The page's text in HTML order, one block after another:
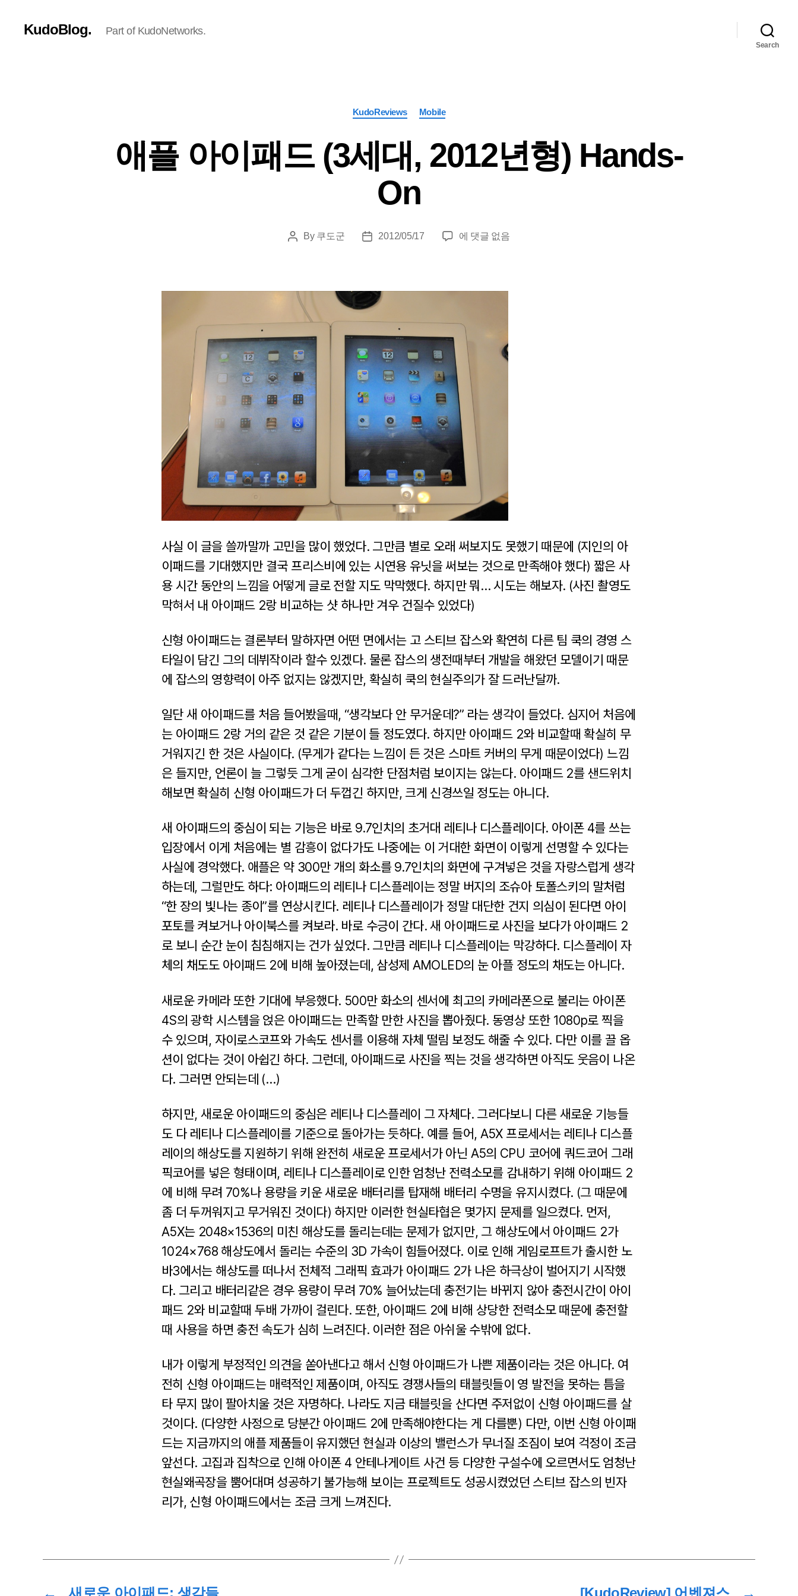
KudoBlog. Part of KudoNetworks.
Search
Categories
KudoReviews Mobile
애플 아이패드 (3세대, 2012년형) Hands-
On
PostBy 쿠도군
Post2012/05/17
애
패
(3
세
대,
2012
형)
Hands-
On
에 댓글 없음
사실 이 글을 쓸까말까 고민을 많이 했었다. 그만큼 별로 오래 써보지도 못했기 때문에 (지인의 아
이패드를 기대했지만 결국 프리스비에 있는 시연용 유닛을 써보는 것으로 만족해야 했다) 짧은 사
용 시간 동안의 느낌을 어떻게 글로 전할 지도 막막했다. 하지만 뭐… 시도는 해보자. (사진 촬영도
막혀서 내 아이패드 2랑 비교하는 샷 하나만 겨우 건질수 있었다)
신형 아이패드는 결론부터 말하자면 어떤 면에서는 고 스티브 잡스와 확연히 다른 팀 쿡의 경영 스
타일이 담긴 그의 데뷔작이라 할수 있겠다. 물론 잡스의 생전때부터 개발을 해왔던 모델이기 때문
에 잡스의 영향력이 아주 없지는 않겠지만, 확실히 쿡의 현실주의가 잘 드러난달까.
일단 새 아이패드를 처음 들어봤을때, “생각보다 안 무거운데?” 라는 생각이 들었다. 심지어 처음에
는 아이패드 2랑 거의 같은 것 같은 기분이 들 정도였다. 하지만 아이패드 2와 비교할때 확실히 무
거워지긴 한 것은 사실이다. (무게가 같다는 느낌이 든 것은 스마트 커버의 무게 때문이었다) 느낌
은 들지만, 언론이 늘 그렇듯 그게 굳이 심각한 단점처럼 보이지는 않는다. 아이패드 2를 샌드위치
해보면 확실히 신형 아이패드가 더 두껍긴 하지만, 크게 신경쓰일 정도는 아니다.
새 아이패드의 중심이 되는 기능은 바로 9.7인치의 초거대 레티나 디스플레이다. 아이폰 4를 쓰는
입장에서 이게 처음에는 별 감흥이 없다가도 나중에는 이 거대한 화면이 이렇게 선명할 수 있다는
사실에 경악했다. 애플은 약 300만 개의 화소를 9.7인치의 화면에 구겨넣은 것을 자랑스럽게 생각
하는데, 그럴만도 하다: 아이패드의 레티나 디스플레이는 정말 버지의 조슈아 토폴스키의 말처럼
“한 장의 빛나는 종이”를 연상시킨다. 레티나 디스플레이가 정말 대단한 건지 의심이 된다면 아이
포토를 켜보거나 아이북스를 켜보라. 바로 수긍이 간다. 새 아이패드로 사진을 보다가 아이패드 2
로 보니 순간 눈이 침침해지는 건가 싶었다. 그만큼 레티나 디스플레이는 막강하다. 디스플레이 자
체의 채도도 아이패드 2에 비해 높아졌는데, 삼성제 AMOLED의 눈 아플 정도의 채도는 아니다.
새로운 카메라 또한 기대에 부응했다. 500만 화소의 센서에 최고의 카메라폰으로 불리는 아이폰
4S의 광학 시스템을 얹은 아이패드는 만족할 만한 사진을 뽑아줬다. 동영상 또한 1080p로 찍을
수 있으며, 자이로스코프와 가속도 센서를 이용해 자체 떨림 보정도 해줄 수 있다. 다만 이를 끌 옵
션이 없다는 것이 아쉽긴 하다. 그런데, 아이패드로 사진을 찍는 것을 생각하면 아직도 웃음이 나온
다. 그러면 안되는데 (…)
하지만, 새로운 아이패드의 중심은 레티나 디스플레이 그 자체다. 그러다보니 다른 새로운 기능들
도 다 레티나 디스플레이를 기준으로 돌아가는 듯하다. 예를 들어, A5X 프로세서는 레티나 디스플
레이의 해상도를 지원하기 위해 완전히 새로운 프로세서가 아닌 A5의 CPU 코어에 쿼드코어 그래
픽코어를 넣은 형태이며, 레티나 디스플레이로 인한 엄청난 전력소모를 감내하기 위해 아이패드 2
에 비해 무려 70%나 용량을 키운 새로운 배터리를 탑재해 배터리 수명을 유지시켰다. (그 때문에
좀 더 두꺼워지고 무거워진 것이다) 하지만 이러한 현실타협은 몇가지 문제를 일으켰다. 먼저,
A5X는 2048×1536의 미친 해상도를 돌리는데는 문제가 없지만, 그 해상도에서 아이패드 2가
1024×768 해상도에서 돌리는 수준의 3D 가속이 힘들어졌다. 이로 인해 게임로프트가 출시한 노
바3에서는 해상도를 떠나서 전체적 그래픽 효과가 아이패드 2가 나은 하극상이 벌어지기 시작했
다. 그리고 배터리같은 경우 용량이 무려 70% 늘어났는데 충전기는 바뀌지 않아 충전시간이 아이
패드 2와 비교할때 두배 가까이 걸린다. 또한, 아이패드 2에 비해 상당한 전력소모 때문에 충전할
때 사용을 하면 충전 속도가 심히 느려진다. 이러한 점은 아쉬울 수밖에 없다.
내가 이렇게 부정적인 의견을 쏟아낸다고 해서 신형 아이패드가 나쁜 제품이라는 것은 아니다. 여
전히 신형 아이패드는 매력적인 제품이며, 아직도 경쟁사들의 태블릿들이 영 발전을 못하는 틈을
타 무지 많이 팔아치울 것은 자명하다. 나라도 지금 태블릿을 산다면 주저없이 신형 아이패드를 살
것이다. (다양한 사정으로 당분간 아이패드 2에 만족해야한다는 게 다를뿐) 다만, 이번 신형 아이패
드는 지금까지의 애플 제품들이 유지했던 현실과 이상의 밸런스가 무너질 조짐이 보여 걱정이 조금
앞선다. 고집과 집착으로 인해 아이폰 4 안테나게이트 사건 등 다양한 구설수에 오르면서도 엄청난
현실왜곡장을 뿜어대며 성공하기 불가능해 보이는 프로젝트도 성공시켰었던 스티브 잡스의 빈자
리가, 신형 아이패드에서는 조금 크게 느껴진다.
← 새로운 아이패드: 생각들 →
[KudoReview] 어벤져스